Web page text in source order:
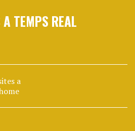
A TEMPS REAL
a